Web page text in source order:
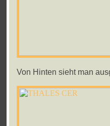
Von Hinten sieht man